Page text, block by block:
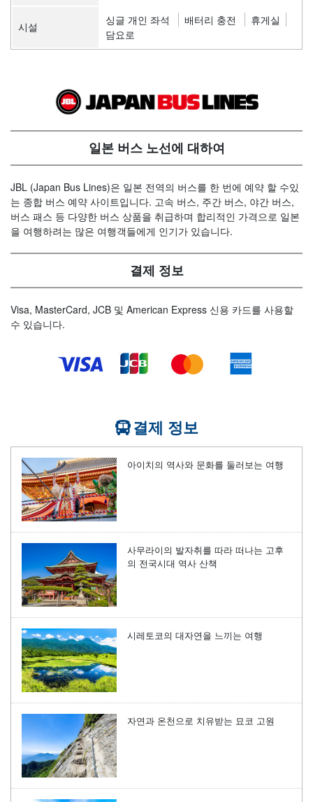
시설 싱글 개인 좌석 배터리 충전
휴게실
담요로
일본 버스 노선에 대하여
JBL (Japan Bus Lines)은 일본 전역의 버스를 한 번에 예약 할 수있
는 종합 버스 예약 사이트입니다. 고속 버스, 주간 버스, 야간 버스,
버스 패스 등 다양한 버스 상품을 취급하며 합리적인 가격으로 일본
을 여행하려는 많은 여행객들에게 인기가 있습니다.
결제 정보
Visa, MasterCard, JCB 및 American Express 신용 카드를 사용할
수 있습니다.
결제 정보
아이치의 역사와 문화를 둘러보는 여행
사무라이의 발자취를 따라 떠나는 고후
의 전국시대 역사 산책
시레토코의 대자연을 느끼는 여행
자연과 온천으로 치유받는 묘코 고원